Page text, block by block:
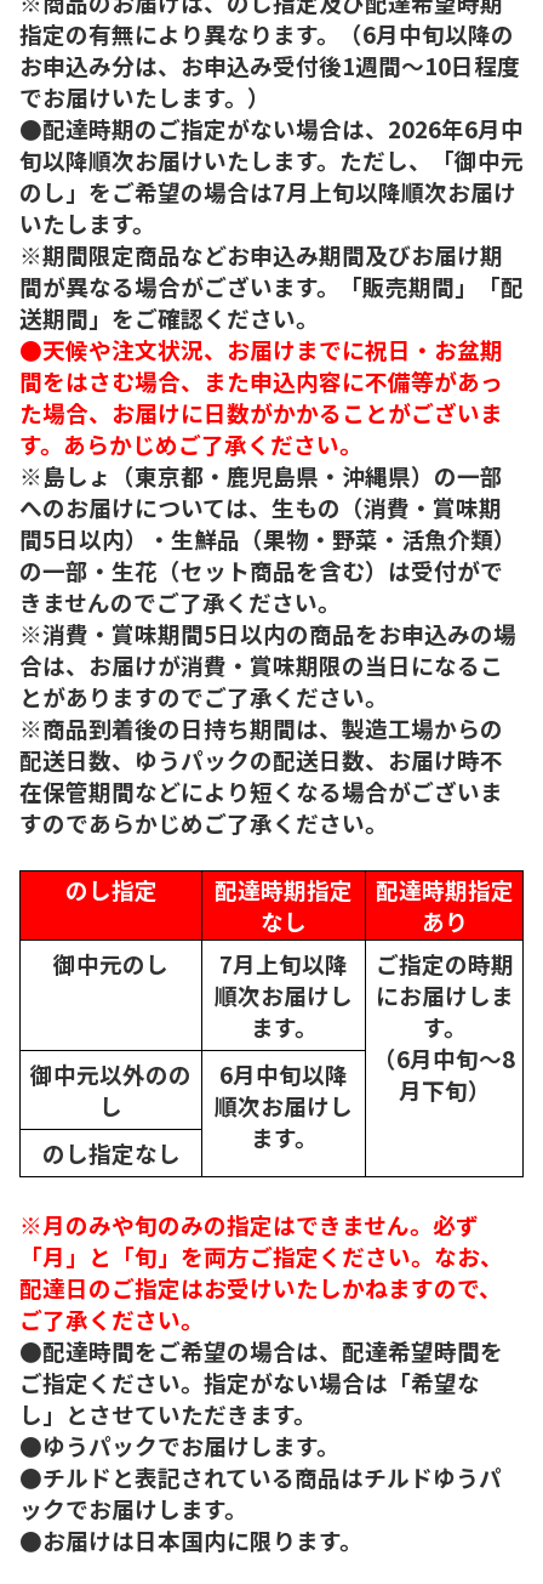
指定の有無により異なります。（6月中旬以降の
お申込み分は、お申込み受付後1週間～10日程度
でお届けいたします。）
●配達時期のご指定がない場合は、2026年6月中
旬以降順次お届けいたします。ただし、「御中元
のし」をご希望の場合は7月上旬以降順次お届け
いたします。
※期間限定商品などお申込み期間及びお届け期
間が異なる場合がございます。「販売期間」「配
送期間」をご確認ください。
●天候や注文状況、お届けまでに祝日・お盆期
間をはさむ場合、また申込内容に不備等があっ
た場合、お届けに日数がかかることがございま
す。あらかじめご了承ください。
※島しょ（東京都・鹿児島県・沖縄県）の一部
へのお届けについては、生もの（消費・賞味期
間5日以内）・生鮮品（果物・野菜・活魚介類）
の一部・生花（セット商品を含む）は受付がで
きませんのでご了承ください。
※消費・賞味期間5日以内の商品をお申込みの場
合は、お届けが消費・賞味期限の当日になるこ
とがありますのでご了承ください。
※商品到着後の日持ち期間は、製造工場からの
配送日数、ゆうパックの配送日数、お届け時不
在保管期間などにより短くなる場合がございま
すのであらかじめご了承ください。
のし指定
配達時期指定
なし
配達時期指定
あり
御中元のし
7月上旬以降
順次お届けし
ます。
ご指定の時期
にお届けしま
す。
（6月中旬～8
月下旬）
御中元以外のの
し
6月中旬以降
順次お届けし
ます。
のし指定なし
※月のみや旬のみの指定はできません。必ず
「月」と「旬」を両方ご指定ください。なお、
配達日のご指定はお受けいたしかねますので、
ご了承ください。
●配達時間をご希望の場合は、配達希望時間を
ご指定ください。指定がない場合は「希望な
し」とさせていただきます。
●ゆうパックでお届けします。
●チルドと表記されている商品はチルドゆうパ
ックでお届けします。
●お届けは日本国内に限ります。